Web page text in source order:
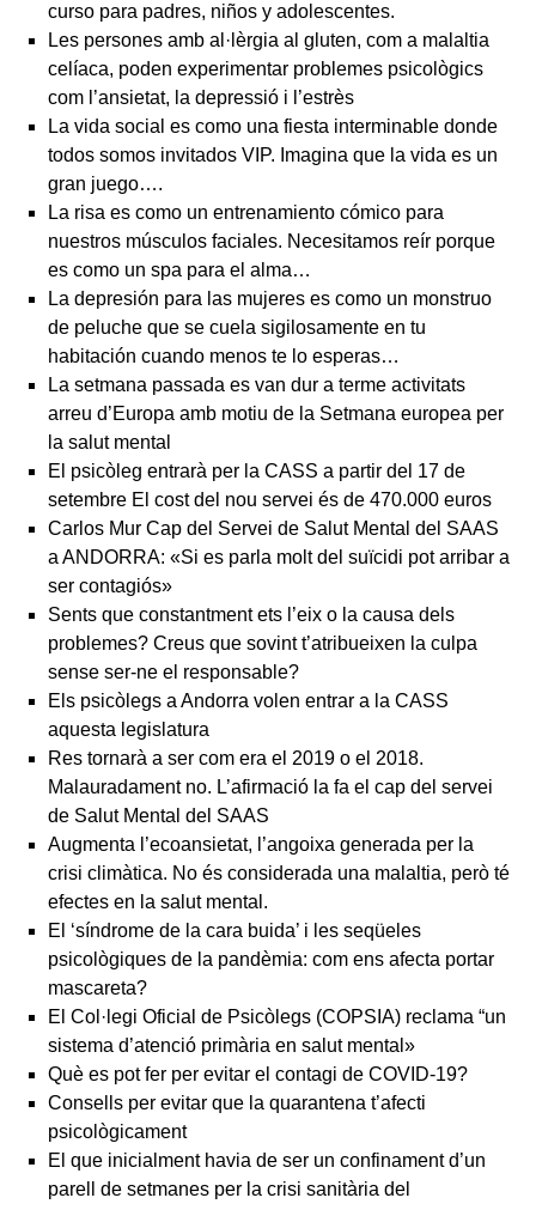
curso para padres, niños y adolescentes.
Les persones amb al·lèrgia al gluten, com a malaltia
celíaca, poden experimentar problemes psicològics
com l’ansietat, la depressió i l’estrès
La vida social es como una fiesta interminable donde
todos somos invitados VIP. Imagina que la vida es un
gran juego….
La risa es como un entrenamiento cómico para
nuestros músculos faciales. Necesitamos reír porque
es como un spa para el alma…
La depresión para las mujeres es como un monstruo
de peluche que se cuela sigilosamente en tu
habitación cuando menos te lo esperas…
La setmana passada es van dur a terme activitats
arreu d’Europa amb motiu de la Setmana europea per
la salut mental
El psicòleg entrarà per la CASS a partir del 17 de
setembre El cost del nou servei és de 470.000 euros
Carlos Mur Cap del Servei de Salut Mental del SAAS
a ANDORRA: «Si es parla molt del suïcidi pot arribar a
ser contagiós»
Sents que constantment ets l’eix o la causa dels
problemes? Creus que sovint t’atribueixen la culpa
sense ser-ne el responsable?
Els psicòlegs a Andorra volen entrar a la CASS
aquesta legislatura
Res tornarà a ser com era el 2019 o el 2018.
Malauradament no. L’afirmació la fa el cap del servei
de Salut Mental del SAAS
Augmenta l’ecoansietat, l’angoixa generada per la
crisi climàtica. No és considerada una malaltia, però té
efectes en la salut mental.
El ‘síndrome de la cara buida’ i les seqüeles
psicològiques de la pandèmia: com ens afecta portar
mascareta?
El Col·legi Oficial de Psicòlegs (COPSIA) reclama “un
sistema d’atenció primària en salut mental»
Què es pot fer per evitar el contagi de COVID-19?
Consells per evitar que la quarantena t’afecti
psicològicament
El que inicialment havia de ser un confinament d’un
parell de setmanes per la crisi sanitària del